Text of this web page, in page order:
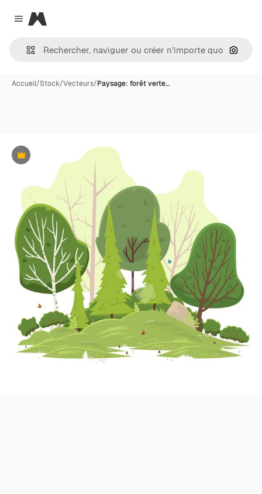
Close menu
Magnific
Accueil/Stock/Vecteurs/Paysage: forêt verte…
Premium